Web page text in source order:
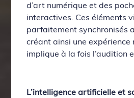
d’art numérique et des
interactives. Ces éléments
parfaitement synchronisés
créant ainsi une expérience
implique à la fois l’audition
L’intelligence artificielle et